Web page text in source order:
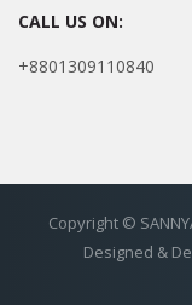
CALL US ON:
+8801309110840
Copyright ©
Designed &